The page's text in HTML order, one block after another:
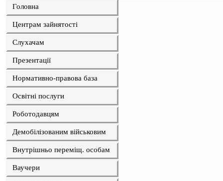
Головна
Центрам зайнятості
Слухачам
Презентації
Нормативно-правова база
Освітні послуги
Роботодавцям
Демобілізованим військовим
Внутрішньо переміщ. особам
Ваучери